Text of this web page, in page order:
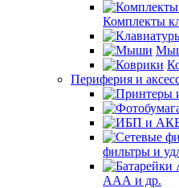
Комплекты
Периферия и
фильтры и
ААА и др.